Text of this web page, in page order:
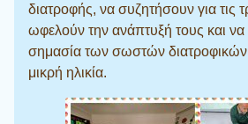
διατροφής, να συζητήσουν για τις
ωφελούν την ανάπτυξή τους και
σημασία των σωστών
μικρή ηλικία.